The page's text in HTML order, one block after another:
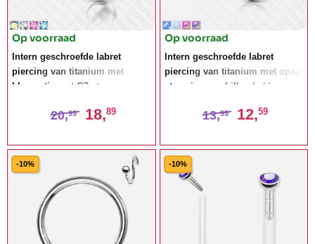
Op voorraad
Intern geschroefde labret
piercing van titanium met
bloemetje met CZ stenen
20,99 18,89
Op voorraad
Intern geschroefde labret
piercing van titanium met opaal
steen in verschillende kleuren
13,99 12,59
-10% -10%